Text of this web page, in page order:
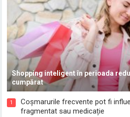
Shopping inteligent în perioada
cumpărat
1
Coșmarurile frecvente pot fi
fragmentat sau medicație